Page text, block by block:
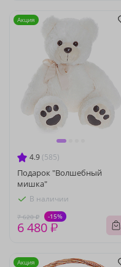
4.9 (585)
Подарок "Волшебный
мишка"
В наличии
7 620 ₽ -15%
6 480 ₽
Акция
Акция